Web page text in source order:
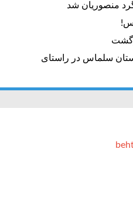
منصوریان شد
سلماس در راستای